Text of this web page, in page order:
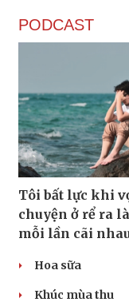
PODCAST
Tôi bất lực khi
chuyện ở rể ra
mỗi lần cãi
Hoa sữa
Khúc mùa thu